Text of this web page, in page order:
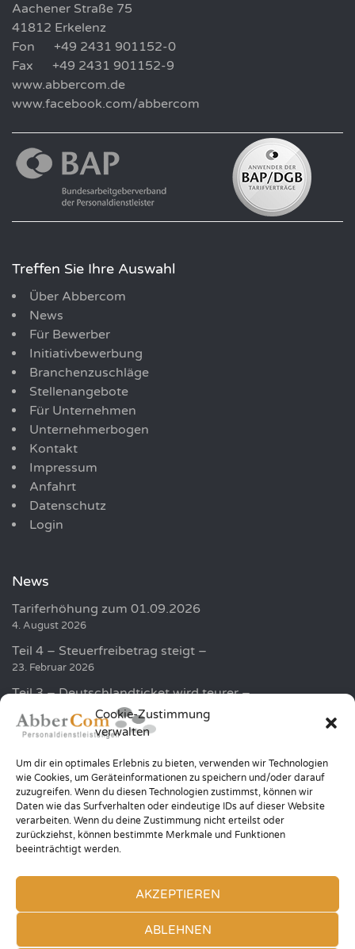
Cookie-Zustimmung
verwalten
Um dir ein optimales Erlebnis zu bieten, verwenden wir Technologien
wie Cookies, um Geräteinformationen zu speichern und/oder darauf
zuzugreifen. Wenn du diesen Technologien zustimmst, können wir
Daten wie das Surfverhalten oder eindeutige IDs auf dieser Website
verarbeiten. Wenn du deine Zustimmung nicht erteilst oder
zurückziehst, können bestimmte Merkmale und Funktionen
beeinträchtigt werden.
AKZEPTIEREN
ABLEHNEN
Aachener Straße 75
41812 Erkelenz
Fon +49 2431 901152-0
Fax +49 2431 901152-9
www.abbercom.de
www.facebook.com/abbercom
Treffen Sie Ihre Auswahl
Über Abbercom
News
Für Bewerber
Initiativbewerbung
Branchenzuschläge
Stellenangebote
Für Unternehmen
Unternehmerbogen
Kontakt
Impressum
Anfahrt
Datenschutz
Login
News
Tariferhöhung zum 01.09.2026
4. August 2026
Teil 4 – Steuerfreibetrag steigt –
23. Februar 2026
Teil 3 – Deutschlandticket wird teurer –
Golf und Humor sammelt über 100.000 EUR für die
20. Januar 2026
Teil 2 – Höhere Minijob Grenze –
12. Januar 2026
© 2026 ABBERCOM PERSONALDIENSTLEISTUNGEN — ALL RIGHTS
RESERVED